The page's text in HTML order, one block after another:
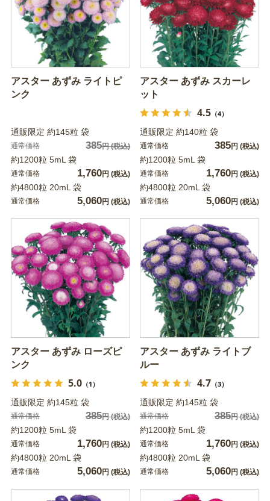
アスター あずみ ライトピ
ンク
通販限定 約145粒 袋
通常価格 385円(税込)
約1200粒 5mL 袋
通常価格 1,760円 (税込)
約4800粒 20mL 袋
通常価格 5,060円 (税込)
アスター あずみ スカーレ
ット
4.5（4）
通販限定 約140粒 袋
通常価格 385円 (税込)
約1200粒 5mL 袋
通常価格 1,760円 (税込)
約4800粒 20mL 袋
通常価格 5,060円 (税込)
アスター あずみ ローズピ
ンク
5.0（1）
通販限定 約145粒 袋
通常価格 385円(税込)
約1200粒 5mL 袋
通常価格 1,760円 (税込)
約4800粒 20mL 袋
通常価格 5,060円 (税込)
アスター あずみ ライトブ
ルー
4.7（3）
通販限定 約145粒 袋
通常価格 385円(税込)
約1200粒 5mL 袋
通常価格 1,760円 (税込)
約4800粒 20mL 袋
通常価格 5,060円 (税込)